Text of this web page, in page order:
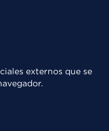
externos que se